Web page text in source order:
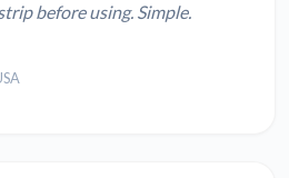
before using. Simple.